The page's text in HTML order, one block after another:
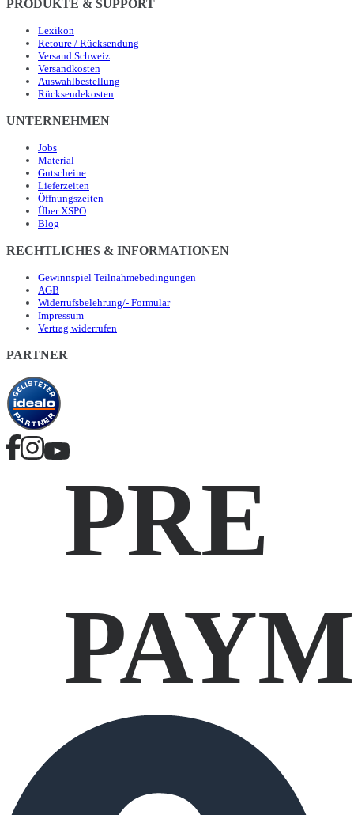
PRODUKTE & SUPPORT
Lexikon
Retoure / Rücksendung
Versand Schweiz
Versandkosten
Auswahlbestellung
Rücksendekosten
UNTERNEHMEN
Jobs
Material
Gutscheine
Lieferzeiten
Öffnungszeiten
Über XSPO
Blog
RECHTLICHES & INFORMATIONEN
Gewinnspiel Teilnahmebedingungen
AGB
Widerrufsbelehrung/- Formular
Impressum
Vertrag widerrufen
PARTNER